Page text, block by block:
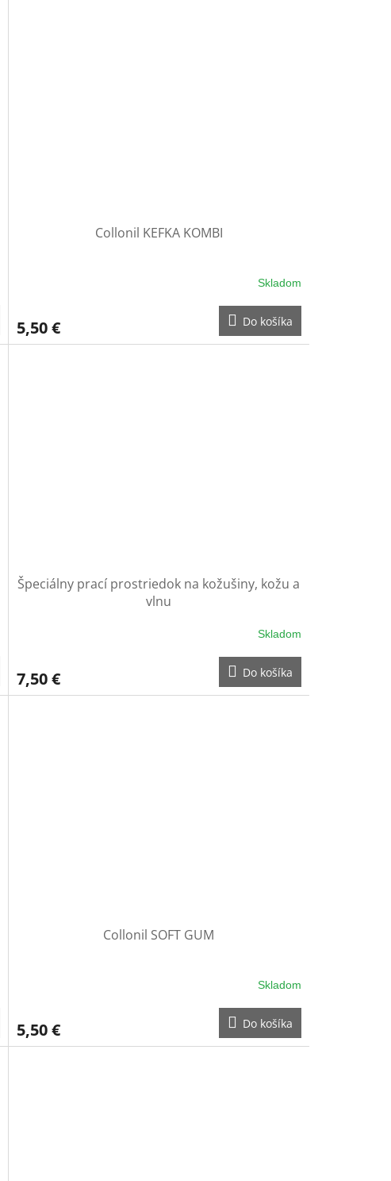
Collonil KEFKA KOMBI
Skladom
5,50 € Do košíka
Špeciálny prací prostriedok na kožušiny, kožu a
vlnu
Skladom
7,50 € Do košíka
Collonil SOFT GUM
Skladom
5,50 € Do košíka